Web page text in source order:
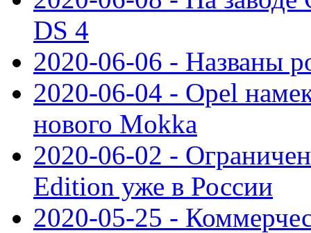
DS 4
2020-06-06 - Названы
2020-06-04 - Opel
нового Mokka
2020-06-02 -
Edition уже в России
2020-05-25 -